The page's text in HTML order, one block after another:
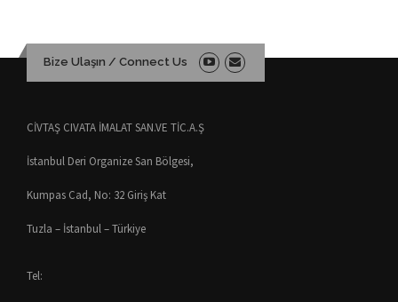
Bize Ulaşın / Connect Us
CİVTAŞ CIVATA İMALAT SAN.VE TİC.A.Ş
İstanbul Deri Organize San Bölgesi,
Kumpas Cad, No: 32 Giriş Kat
Tuzla – İstanbul – Türkiye
Tel: